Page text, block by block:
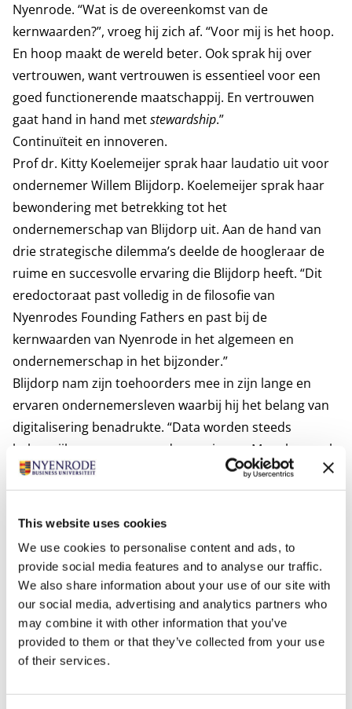
This website uses cookies
We use cookies to personalise content and ads, to
provide social media features and to analyse our traffic.
We also share information about your use of our site with
our social media, advertising and analytics partners who
may combine it with other information that you’ve
provided to them or that they’ve collected from your use
of their services.
Nyenrode. “Wat is de overeenkomst van de
kernwaarden?”, vroeg hij zich af. “Voor mij is het hoop.
En hoop maakt de wereld beter. Ook sprak hij over
vertrouwen, want vertrouwen is essentieel voor een
goed functionerende maatschappij. En vertrouwen
gaat hand in hand metstewardship.”
Continuïteit en innoveren.
Prof dr. Kitty Koelemeijer sprak haar laudatio uit voor
ondernemer Willem Blijdorp. Koelemeijer sprak haar
bewondering met betrekking tot het
ondernemerschap van Blijdorp uit. Aan de hand van
drie strategische dilemma’s deelde de hoogleraar de
ruime en succesvolle ervaring die Blijdorp heeft. “Dit
eredoctoraat past volledig in de filosofie van
Nyenrodes Founding Fathers en past bij de
kernwaarden van Nyenrode in het algemeen en
ondernemerschap in het bijzonder.”
Blijdorp nam zijn toehoorders mee in zijn lange en
ervaren ondernemersleven waarbij hij het belang van
digitalisering benadrukte. “Data worden steeds
belangrijker voor onze ondernemingen. Maar bovenal
gaat ondernemen over maatschappelijk toegevoegde
waarde. In de Verenigde Staten is het gebruikelijk dat je
als succesvol ondernemer iets teruggeeft aan je
nog niet doorgedrongen in de Nederlandse
ondernemerswereld. Je hebt je succes niet volledig aan
jezelf te danken. Het is dan ook passend om iets terug
te doen. Ik houd een pleidooi en zie het als een morele
verplichting iets terug te doen.”
Ook deelde Blijdorp wijze lessen voor ondernemende
studenten: “Ondernemerschap gaat met vallen en